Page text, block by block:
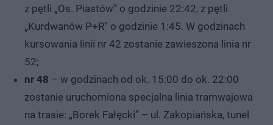
z pętli „Os. Piastów” o godzinie 22:42, z pętli
„Kurdwanów P+R” o godzinie 1:45. W godzinach
kursowania linii nr 42 zostanie zawieszona linia nr
52;
nr 48 – w godzinach od ok. 15:00 do ok. 22:00
zostanie uruchomiona specjalna linia tramwajowa
na trasie: „Borek Fałęcki” – ul. Zakopiańska, tunel